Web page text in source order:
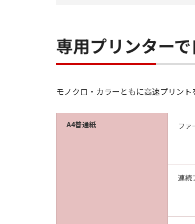
専用プリンター
モノクロ・カラーともに高速プリン
A4普通紙 ファ
連続